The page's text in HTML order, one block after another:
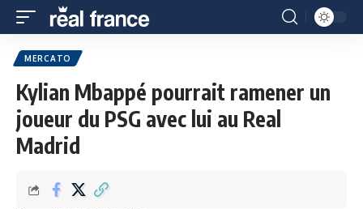
MERCATO
Kylian Mbappé pourrait ramener un
joueur du PSG avec lui au Real
Madrid